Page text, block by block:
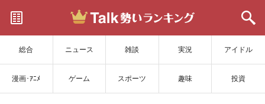
総合 ニュース 雑談 実況 アイドル
漫画･ｱﾆﾒ ゲーム スポーツ 趣味 投資
サイトを更新